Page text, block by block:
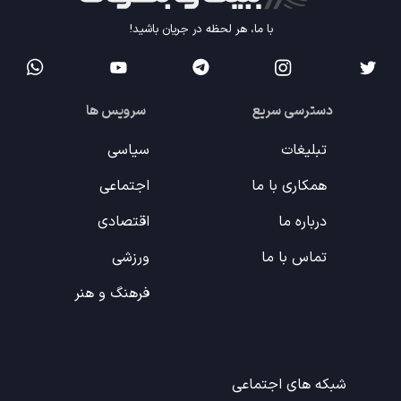
با ما، هر لحظه در جریان باشید!
دسترسی سریع
تبلیغات
همکاری با ما
درباره ما
تماس با ما
سرویس ها
سیاسی
اجتماعی
اقتصادی
ورزشی
فرهنگ و هنر
شبکه های اجتماعی